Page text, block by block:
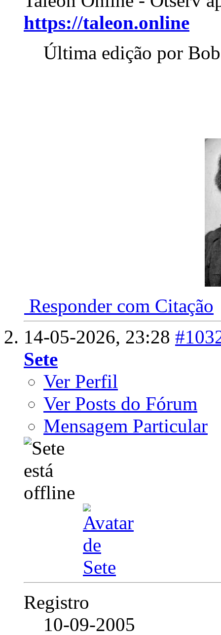
https://taleon.online
Última edição por
Responder com Citação
14-05-2026, 23:28
Sete
Ver Perfil
Ver Posts do Fórum
Mensagem Particular
Registro
10-09-2005